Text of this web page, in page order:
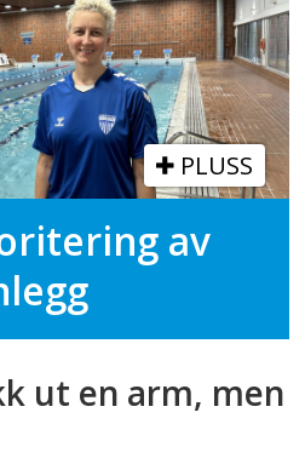
PLUSS
av
ut en arm, men